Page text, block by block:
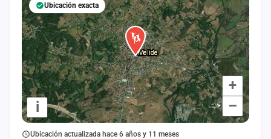
+
–
i
Ubicación exacta
Ubicación actualizada hace 6 años y 11 meses